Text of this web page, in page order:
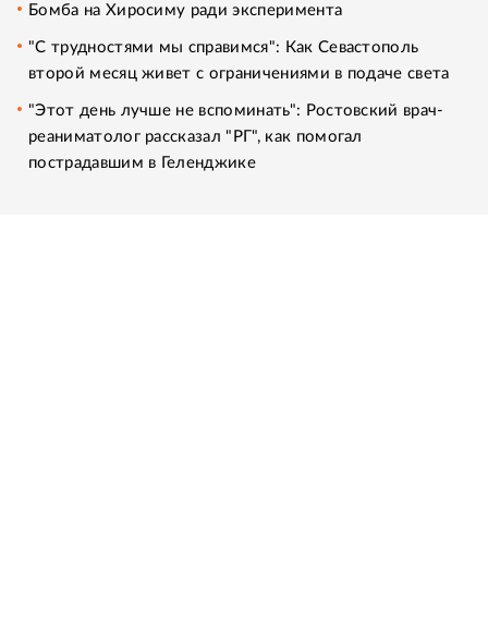
Бомба на Хиросиму ради эксперимента
"С трудностями мы справимся": Как Севастополь
второй месяц живет с ограничениями в подаче света
"Этот день лучше не вспоминать": Ростовский врач-
реаниматолог рассказал "РГ", как помогал
пострадавшим в Геленджике